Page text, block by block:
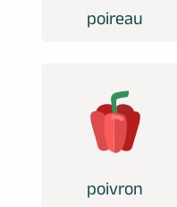
poireau
poivron